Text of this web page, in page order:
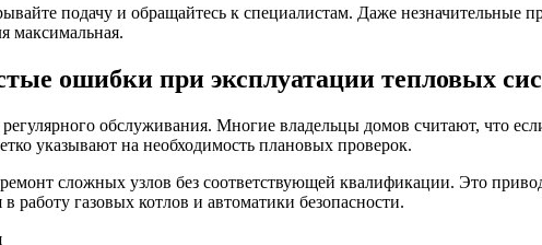
подачу и обращайтесь к специалистам. Даже незначительные
максимальная.
ошибки при эксплуатации тепловых
обслуживания. Многие владельцы домов считают, что
указывают на необходимость плановых проверок.
сложных узлов без соответствующей квалификации. Это
газовых котлов и автоматики безопасности.